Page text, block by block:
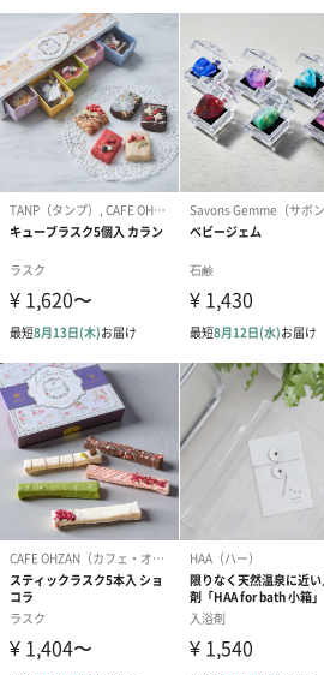
アールグレイ（HAPPY
BIRTHDAY TO YOU）
（660円）
アールグレ
（660円）
スイーツ
スイーツを同梱してお届けいたします。
です。
ゼリーバウム カット
（レモン＆紅茶）（432
円）
麦わらパン
（バナナ味